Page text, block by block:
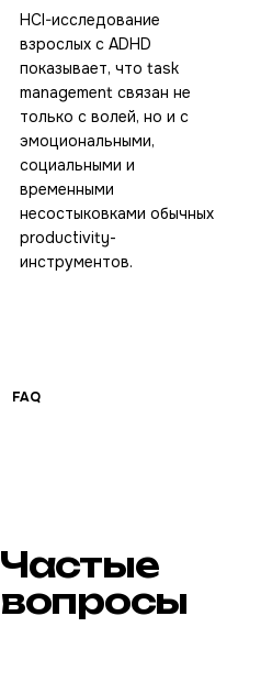
HCI-исследование
взрослых с ADHD
показывает, что task
management связан не
только с волей, но и с
эмоциональными,
социальными и
временными
несостыковками обычных
productivity-
инструментов.
FAQ
Частые
вопросы